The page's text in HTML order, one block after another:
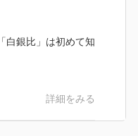
白銀比」は初めて知
詳細をみる